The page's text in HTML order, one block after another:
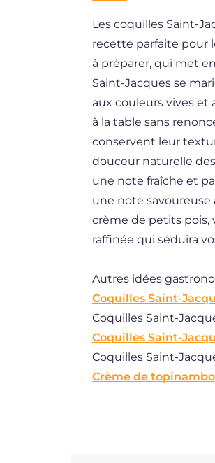
Les coquilles Saint-
recette parfaite pour
à préparer, qui met
Saint-Jacques se
aux couleurs vives
à la table sans
conservent leur
douceur naturelle
une note fraîche et
une note savoureuse
crème de petits pois,
raffinée qui séduira
Autres idées
Coquilles Saint-
Coquilles Saint-
Coquilles Saint-
Coquilles Saint-
Crème de